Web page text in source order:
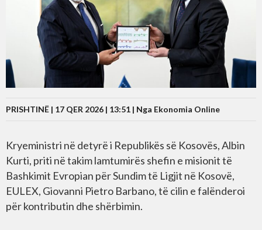
PRISHTINË | 17 QER 2026 | 13:51 | Nga Ekonomia Online
Kryeministri në detyrë i Republikës së Kosovës, Albin
Kurti, priti në takim lamtumirës shefin e misionit të
Bashkimit Evropian për Sundim të Ligjit në Kosovë,
EULEX, Giovanni Pietro Barbano, të cilin e falënderoi
për kontributin dhe shërbimin.